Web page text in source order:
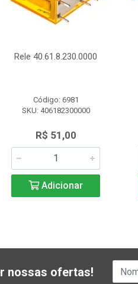
Rele 40.61.8.230.0000
Código: 6981
SKU: 406182300000
R$ 51,00
Adicionar
nossas ofertas!